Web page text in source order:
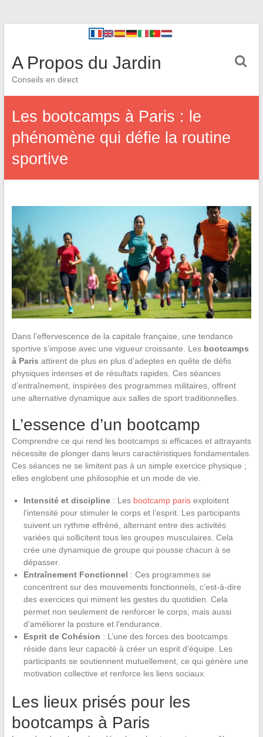
A Propos du Jardin
Conseils en direct
Les bootcamps à Paris : le
phénomène qui défie la routine
sportive
Dans l’effervescence de la capitale française, une tendance
sportive s’impose avec une vigueur croissante. Les bootcamps
à Paris attirent de plus en plus d’adeptes en quête de défis
physiques intenses et de résultats rapides. Ces séances
d’entraînement, inspirées des programmes militaires, offrent
une alternative dynamique aux salles de sport traditionnelles.
L’essence d’un bootcamp
Comprendre ce qui rend les bootcamps si efficaces et attrayants
nécessite de plonger dans leurs caractéristiques fondamentales.
Ces séances ne se limitent pas à un simple exercice physique ;
elles englobent une philosophie et un mode de vie.
Intensité et discipline: Les bootcamp parisexploitent
l’intensité pour stimuler le corps et l’esprit. Les participants
suivent un rythme effréné, alternant entre des activités
variées qui sollicitent tous les groupes musculaires. Cela
crée une dynamique de groupe qui pousse chacun à se
dépasser.
Entraînement Fonctionnel : Ces programmes se
concentrent sur des mouvements fonctionnels, c’est-à-dire
des exercices qui miment les gestes du quotidien. Cela
permet non seulement de renforcer le corps, mais aussi
d’améliorer la posture et l’endurance.
Esprit de Cohésion : L’une des forces des bootcamps
réside dans leur capacité à créer un esprit d’équipe. Les
participants se soutiennent mutuellement, ce qui génère une
motivation collective et renforce les liens sociaux.
Les lieux prisés pour les
bootcamps à Paris